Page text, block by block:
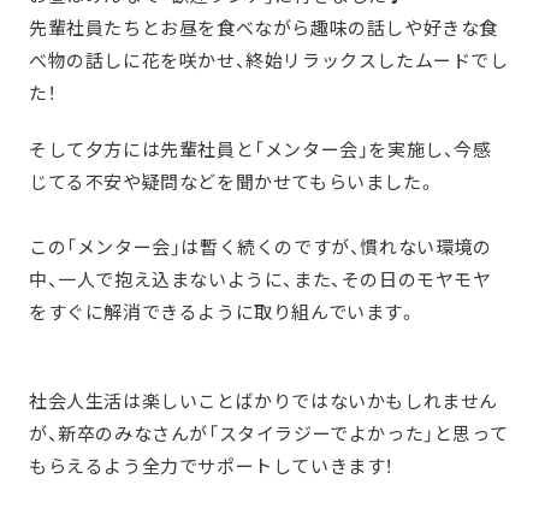
先輩社員たちとお昼を食べながら趣味の話しや好きな食
べ物の話しに花を咲かせ、終始リラックスしたムードでし
た！
そして夕方には先輩社員と「メンター会」を実施し、今感
じてる不安や疑問などを聞かせてもらいました。
この「メンター会」は暫く続くのですが、慣れない環境の
中、一人で抱え込まないように、また、その日のモヤモヤ
をすぐに解消できるように取り組んでいます。
社会人生活は楽しいことばかりではないかもしれません
が、新卒のみなさんが「スタイラジーでよかった」と思って
もらえるよう全力でサポートしていきます！